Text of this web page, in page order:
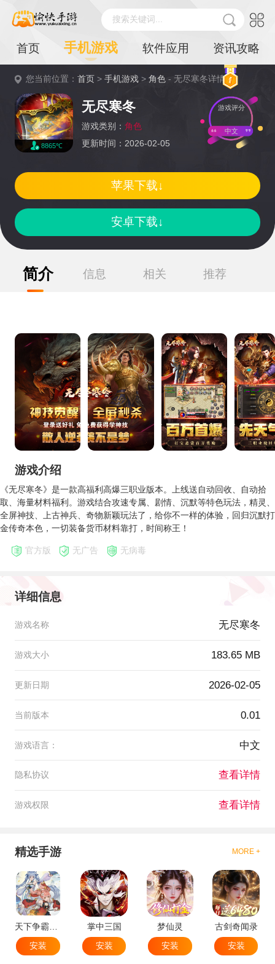
搜索关键词...
首页 手机游戏 软件应用 资讯攻略
您当前位置：首页 >手机游戏 >角色 - 无尽寒冬详情
8865℃
无尽寒冬
游戏类别： 角色
更新时间：2026-02-05
游戏评分
中文
安卓下载↓
苹果下载↓
简介 信息 相关 推荐
游戏介绍
《无尽寒冬》是一款高福利高爆三职业版本。上线送自动回收、自动拾
取、海量材料福利。游戏结合攻速专属、剧情、沉默等特色玩法，精灵、
全屏神技、上古神兵、奇物新颖玩法了，给你不一样的体验，回归沉默打
金传奇本色，一切装备货币材料靠打，时间称王！
官方版 无广告 无病毒
详细信息
游戏名称 无尽寒冬
游戏大小 183.65 MB
更新日期 2026-02-05
当前版本 0.01
游戏语言： 中文
隐私协议 查看详情
游戏权限 查看详情
精选手游 MORE +
天下争霸三国志
安装
掌中三国
安装
梦仙灵
安装
古剑奇闻录
安装